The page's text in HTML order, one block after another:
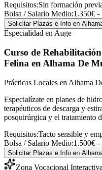
Requisitos:Sin formación
Bolsa / Salario Medio:1.350€ -
Solicitar Plazas e Info en
Especialidad en Auge
Curso de
Felina en Alhama De
Prácticas Locales en Alhama
Especialízate en planes de
terapéuticos de descarga y
posquirúrgica y el tratamiento
Requisitos:Tacto sensible y
Bolsa / Salario Medio:1.500€ -
Solicitar Plazas e Info en
Zona Vocacional Interactiva